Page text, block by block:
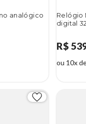
analógico
Relógio
digital
R$
ou 10x